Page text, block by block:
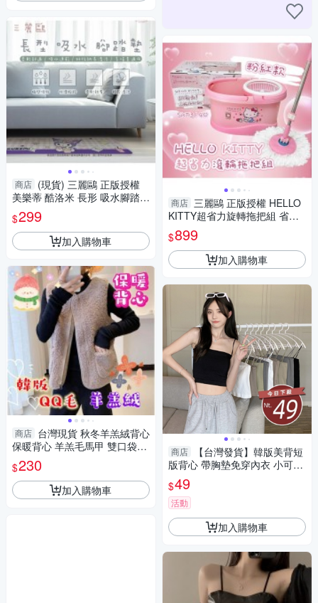
商店 (現貨) 三麗鷗 正版授權
美樂蒂 酷洛米 長形 吸水腳踏墊
吸水軟墊 防滑墊 吸水軟地墊 加
長版吸水
$299
加入購物車
商店 台灣現貨 秋冬羊羔絨背心
保暖背心 羊羔毛馬甲 雙口袋絨
毛背心 顯瘦百搭 韓系寬鬆背心
QQ毛
$230
加入購物車
商店 三麗鷗 正版授權 HELLO
KITTY超省力旋轉拖把組 省力
拖把 懶人拖
$899
加入購物車
商店
【台灣發貨】韓版美背短
版背心 帶胸墊免穿內衣 小可
愛 背心 衣服 女裝 上衣【V15
4】
$49
活動
加入購物車